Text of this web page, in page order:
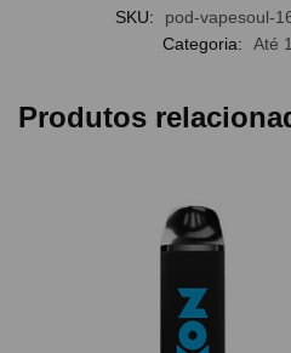
SKU:
pod-vapesoul-
Categoria:
Até
Produtos